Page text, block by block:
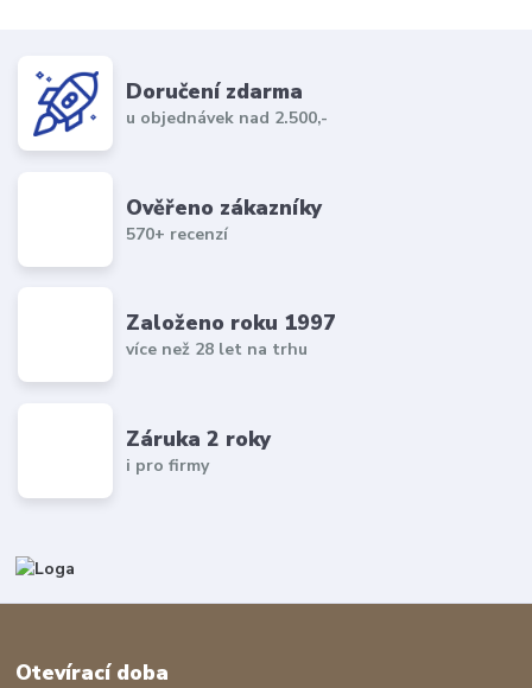
Doručení zdarma
u objednávek nad 2.500,-
Ověřeno zákazníky
570+ recenzí
Založeno roku 1997
více než 28 let na trhu
Záruka 2 roky
i pro firmy
Otevírací doba